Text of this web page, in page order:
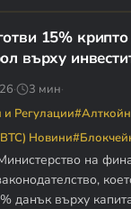
15%
върху
· 3 мин·
Регулации
Новини
на
данък върху